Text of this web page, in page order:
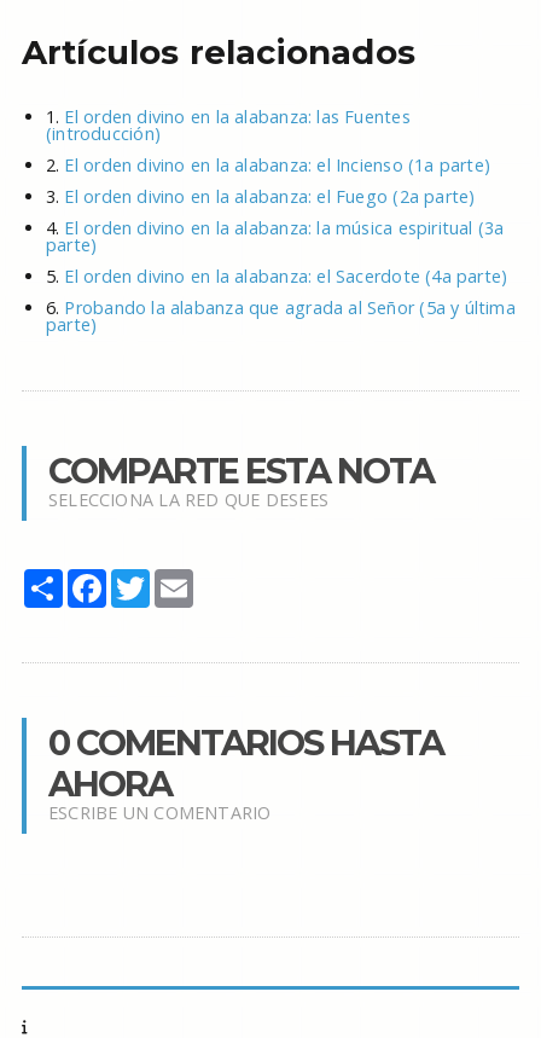
Artículos relacionados
1. El orden divino en la alabanza: las Fuentes
(introducción)
2. El orden divino en la alabanza: el Incienso (1a parte)
3. El orden divino en la alabanza: el Fuego (2a parte)
4. El orden divino en la alabanza: la música espiritual (3a
parte)
5. El orden divino en la alabanza: el Sacerdote (4a parte)
6. Probando la alabanza que agrada al Señor (5a y última
parte)
COMPARTE ESTA NOTA
SELECCIONA LA RED QUE DESEES
Share Facebook
TwitterEmail
0 COMENTARIOS HASTA
AHORA
ESCRIBE UN COMENTARIO